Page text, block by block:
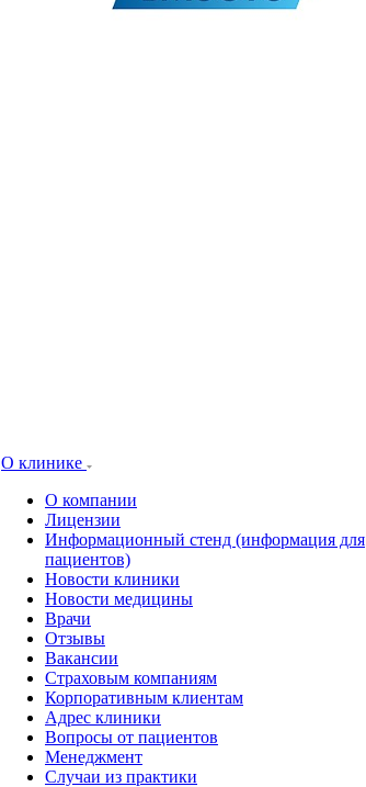
О клинике
О компании
Лицензии
Информационный стенд (информация для
пациентов)
Новости клиники
Новости медицины
Врачи
Отзывы
Вакансии
Страховым компаниям
Корпоративным клиентам
Адрес клиники
Вопросы от пациентов
Менеджмент
Случаи из практики